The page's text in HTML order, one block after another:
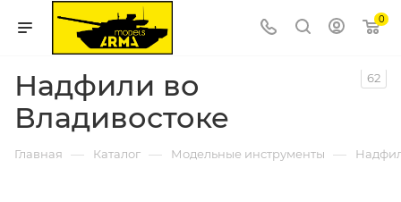
0
Надфили во
Владивостоке
62
Главная — Каталог — Модельные инструменты —